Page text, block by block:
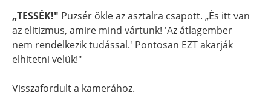
„TESSÉK!" Puzsér ökle az asztalra csapott. „És itt van
az elitizmus, amire mind vártunk! 'Az átlagember
nem rendelkezik tudással.' Pontosan EZT akarják
elhitetni velük!"
Visszafordult a kamerához.